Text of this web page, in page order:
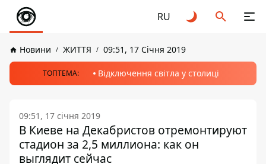
RU
Новини ЖИТТЯ 09:51, 17 Січня 2019
ТОПТЕМА: Відключення світла у столиці
09:51, 17 січня 2019
В Киеве на Декабристов отремонтируют
стадион за 2,5 миллиона: как он
выглядит сейчас